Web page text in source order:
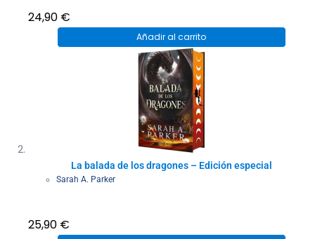
24,90 €
Añadir al carrito
La balada de los dragones – Edición especial
Sarah A. Parker
25,90 €